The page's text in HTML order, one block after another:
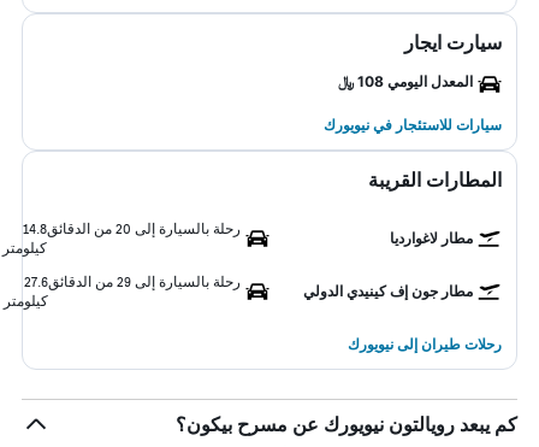
سيارت ايجار
المعدل اليومي 108 ﷼
سيارات للاستئجار في نيويورك
المطارات القريبة
مطار لاغوارديا
رحلة بالسيارة إلى 20 من الدقائق
14.8
كيلومتر
مطار جون إف كينيدي الدولي
رحلة بالسيارة إلى 29 من الدقائق
27.6
كيلومتر
رحلات طيران إلى نيويورك
كم يبعد رويالتون نيويورك عن مسرح بيكون؟